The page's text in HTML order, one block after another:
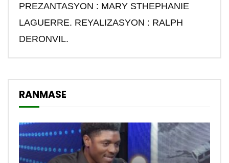
PREZANTASYON : MARY STHEPHANIE
LAGUERRE. REYALIZASYON : RALPH
DERONVIL.
RANMASE